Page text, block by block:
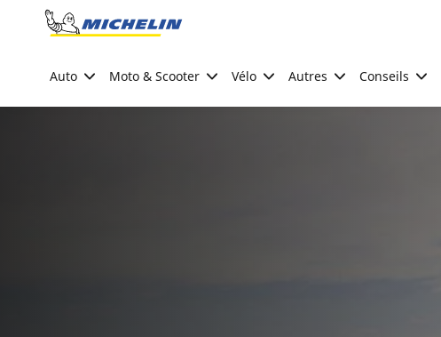
Go to page content
Auto Moto & Scooter Vélo Autres Conseils